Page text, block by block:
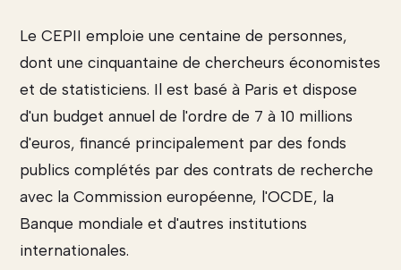
Le CEPII emploie une centaine de personnes,
dont une cinquantaine de chercheurs économistes
et de statisticiens. Il est basé à Paris et dispose
d'un budget annuel de l'ordre de 7 à 10 millions
d'euros, financé principalement par des fonds
publics complétés par des contrats de recherche
avec la Commission européenne, l'OCDE, la
Banque mondiale et d'autres institutions
internationales.